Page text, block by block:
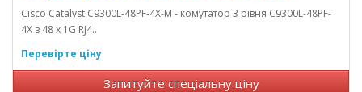
Cisco Catalyst C9300L-48PF-4X-M - комутатор 3 рівня C9300L-48PF-
4X з 48 x 1G RJ4..
Перевірте ціну
Запитуйте спеціальну ціну